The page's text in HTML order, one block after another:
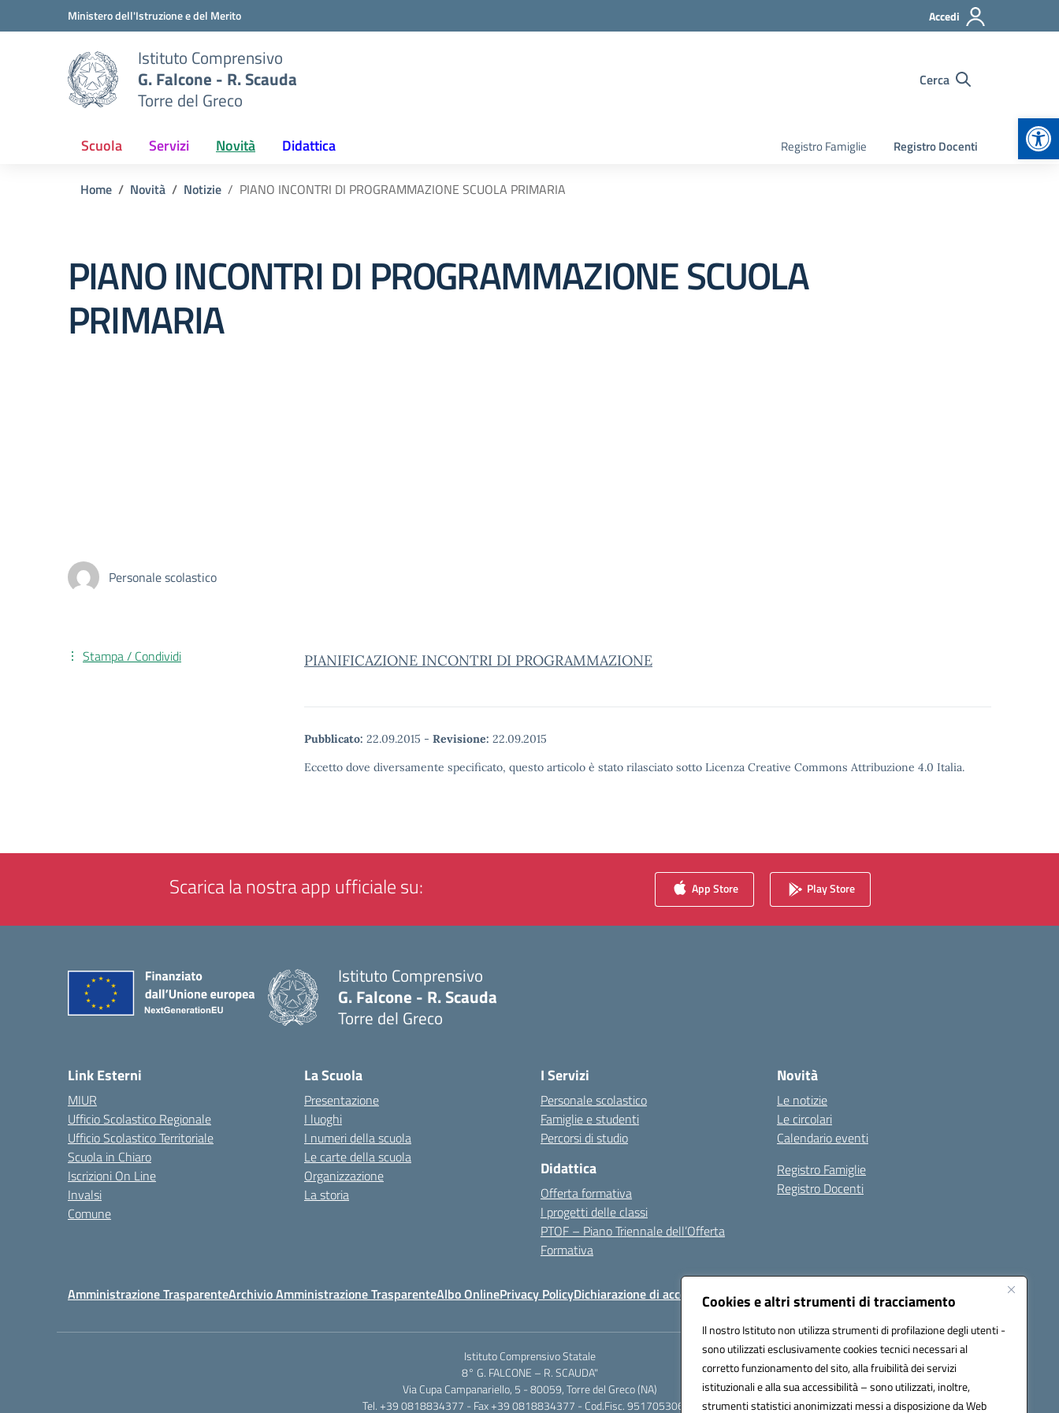
Cookies e altri strumenti di tracciamento
Il nostro Istituto non utilizza strumenti di profilazione degli utenti -
sono utilizzati esclusivamente cookies tecnici necessari al
corretto funzionamento del sito, alla fruibilità dei servizi
istituzionali e alla sua accessibilità – sono utilizzati, inoltre,
strumenti statistici anonimizzati messi a disposizione da Web
Vai ai contenuti
Vai al menu di navigazioneMinistero dell'Istruzione e del Merito Accedi
Istituto Comprensivo
G. Falcone - R. Scauda
Torre del Greco
Cerca
Scuola Servizi Novità Didattica Registro Famiglie Registro Docenti
Home Novità Notizie PIANO INCONTRI DI PROGRAMMAZIONE SCUOLA PRIMARIA
PIANO INCONTRI DI PROGRAMMAZIONE SCUOLA
PRIMARIA
Personale scolastico
PIANIFICAZIONE INCONTRI DI PROGRAMMAZIONE
Pubblicato: 22.09.2015 - Revisione: 22.09.2015
Eccetto dove diversamente specificato, questo articolo è stato rilasciato sotto Licenza Creative Commons Attribuzione 4.0 Italia.
Stampa / Condividi
Scarica la nostra app ufficiale su: App Store Play Store
Istituto Comprensivo
G. Falcone - R. Scauda
Torre del Greco
Link Esterni
MIUR
Ufficio Scolastico Regionale
Ufficio Scolastico Territoriale
Scuola in Chiaro
Iscrizioni On Line
Invalsi
Comune
La Scuola
Presentazione
I luoghi
I numeri della scuola
Le carte della scuola
Organizzazione
La storia
I Servizi
Personale scolastico
Famiglie e studenti
Percorsi di studio
Didattica
Offerta formativa
I progetti delle classi
PTOF – Piano Triennale dell’Offerta
Formativa
Novità
Le notizie
Le circolari
Calendario eventi
Registro Famiglie
Registro Docenti
Amministrazione TrasparenteArchivio Amministrazione TrasparenteAlbo OnlinePrivacy PolicyDichiarazione di accessibilità Note legali
Istituto Comprensivo Statale
8° G. FALCONE – R. SCAUDA"
Via Cupa Campanariello, 5 - 80059, Torre del Greco (NA)
Tel. +39 0818834377 - Fax +39 0818834377 - Cod.Fisc. 95170530638